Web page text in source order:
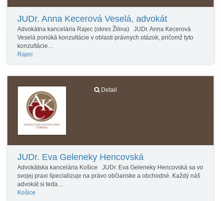
JUDr. Anna Kecerová Veselá, advokát
Advokátna kancelária Rajec (okres Žilina) JUDr. Anna Kecerová
Veselá ponúká konzultácie v oblasti právnych otázok, pričomž tyto
konzultácie…
Rajec
Detail
JUDr. Eva Geleneky Hencovská
Advokátska kancelária Košice JUDr. Eva Geleneky Hencovská sa vo
svojej praxi špecializuje na právo občianske a obchodné. Každý náš
advokát si teda…
Košice